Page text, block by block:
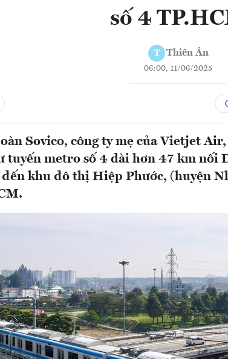
số 4
T Thiên Ân
06:00, 11/06/2025
Sovico, công ty mẹ của Vietjet
tuyến metro số 4 dài hơn 47 km nối
khu đô thị Hiệp Phước, (huyện